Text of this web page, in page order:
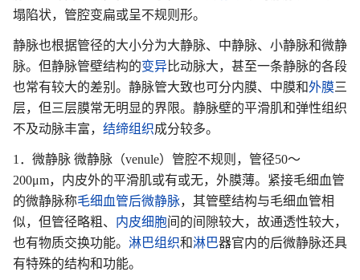
塌陷状，管腔变扁或呈不规则形。
静脉也根据管径的大小分为大静脉、中静脉、小静脉和微静
脉。但静脉管壁结构的变异比动脉大，甚至一条静脉的各段
也常有较大的差别。静脉管大致也可分内膜、中膜和外膜三
层，但三层膜常无明显的界限。静脉壁的平滑肌和弹性组织
不及动脉丰富， 结缔组织成分较多。
1．微静脉 微静脉（venule）管腔不规则，管径50～
200μm，内皮外的平滑肌或有或无，外膜薄。紧接毛细血管
的微静脉称毛细血管后微静脉，其管壁结构与毛细血管相
似，但管径略粗、 内皮细胞间的间隙较大，故通透性较大，
也有物质交换功能。 淋巴组织和淋巴器官内的后微静脉还具
有特殊的结构和功能。